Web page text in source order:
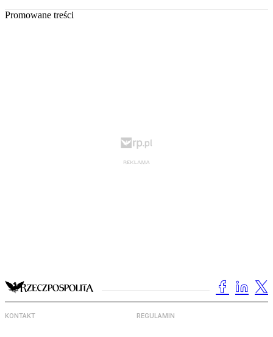
Promowane treści
KONTAKT REGULAMIN